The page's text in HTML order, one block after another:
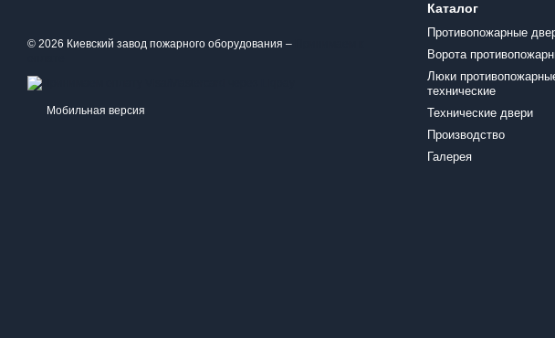
© 2026 Киевский завод пожарного оборудования –
Мобильная версия
Каталог
Противопожарные
Ворота
Люки
технические
Технические двери
Производство
Галерея